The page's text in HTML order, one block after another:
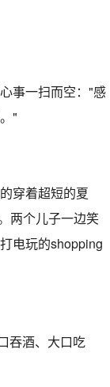
事一扫而空："感
"
穿着超短的夏
两个儿子一边笑
电玩的shopping
吞酒、大口吃